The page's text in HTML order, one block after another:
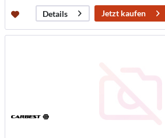
Details Jetzt kaufen